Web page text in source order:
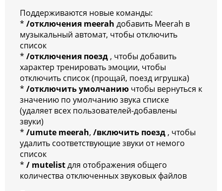
Поддерживаются новые команды:
* /отключения meerah добавить Meerah в
музыкальный автомат, чтобы отключить
список
* /отключения поезд , чтобы добавить
характер тренировать эмоции, чтобы
отключить список (прощай, поезд игрушка)
* /отключить умолчанию чтобы вернуться к
значению по умолчанию звука списке
(удаляет всех пользователей-добавлены
звуки)
* /umute meerah, /включить поезд , чтобы
удалить соответствующие звуки от немого
список
* / mutelistдля отображения общего
количества отключенных звуковых файлов